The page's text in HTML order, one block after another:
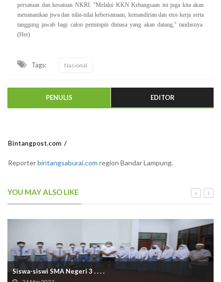
persatuan dan kesatuan NKRI. "Melalui KKN Kebangsaan ini juga kita akan
menanamkan jiwa dan nilai-nilai kebersamaan, kemandirian dan etos kerja serta
tanggung jawab bagi calon pemimpin dimasa yang akan datang," tandasnya.
(Her)
Tags: Nasional
PENULIS EDITOR
Bintangpost.com
Reporterbintangsaburai.com region Bandar Lampung.
YOU MAY ALSO LIKE
Siswa-siswi SMA Negeri 3 . . . .